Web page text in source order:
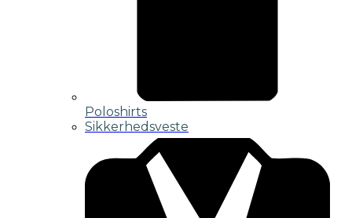
Poloshirts
Sikkerhedsveste